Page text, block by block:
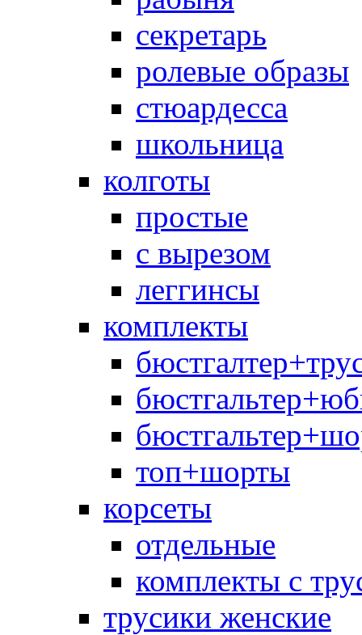
секретарь
ролевые образы
стюардесса
школьница
колготы
простые
с вырезом
леггинсы
комплекты
топ+шорты
корсеты
отдельные
комплекты с
трусики женские